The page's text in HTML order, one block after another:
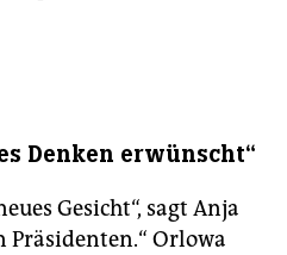
Denken erwünscht“
Gesicht“, sagt Anja
Präsidenten.“ Orlowa